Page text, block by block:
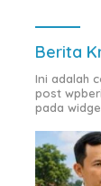
Berita
Ini adalah
post
pada